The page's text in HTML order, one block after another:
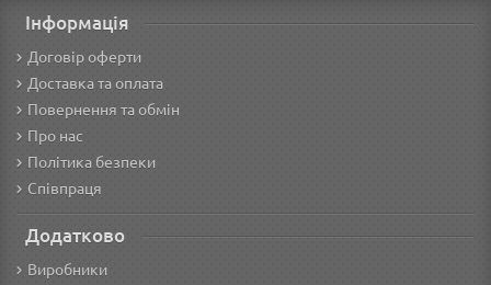
Інформація
Договір оферти
Доставка та оплата
Повернення та обмін
Про нас
Політика безпеки
Співпраця
Додатково
Виробники